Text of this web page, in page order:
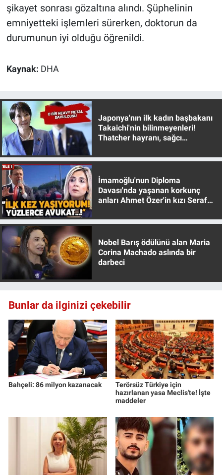
şikayet sonrası gözaltına alındı. Şüphelinin
emniyetteki işlemleri sürerken, doktorun da
durumunun iyi olduğu öğrenildi.
Kaynak: DHA
Japonya'nın ilk kadın başbakanı
Takaichi'nin bilinmeyenleri!
Thatcher hayranı, sağcı
İmamoğlu'nun Diploma
Davası'nda yaşanan korkunç
anları Ahmet Özer'in kızı Seraf
Nobel Barış ödülünü alan Maria
Corina Machado aslında bir
darbeci
Bunlar da ilginizi çekebilir
Bahçeli: 86 milyon kazanacak
Terörsüz Türkiye için
hazırlanan yasa Meclis'te! İşte
maddeler
Ne demişti
Nedir
Sağlık
Spor
Teknoloji
Türkiye'nin Geleceği
Türkiye'nin Gündemi
Yerel Gündem
Yerel Yaşam